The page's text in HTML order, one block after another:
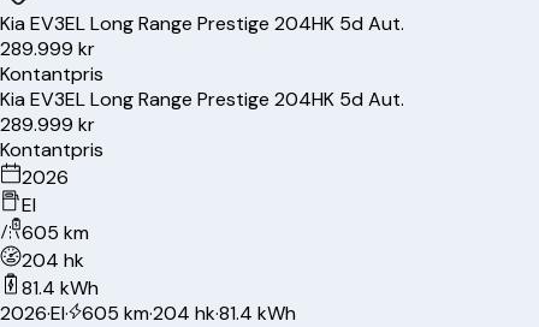
KiaEV3EL Long Range Prestige 204HK 5d Aut.
289.999 kr
Kontantpris
KiaEV3EL Long Range Prestige 204HK 5d Aut.
289.999 kr
Kontantpris
2026
El
605 km
204 hk
81.4 kWh
2026·El· 605 km·204 hk·81.4 kWh